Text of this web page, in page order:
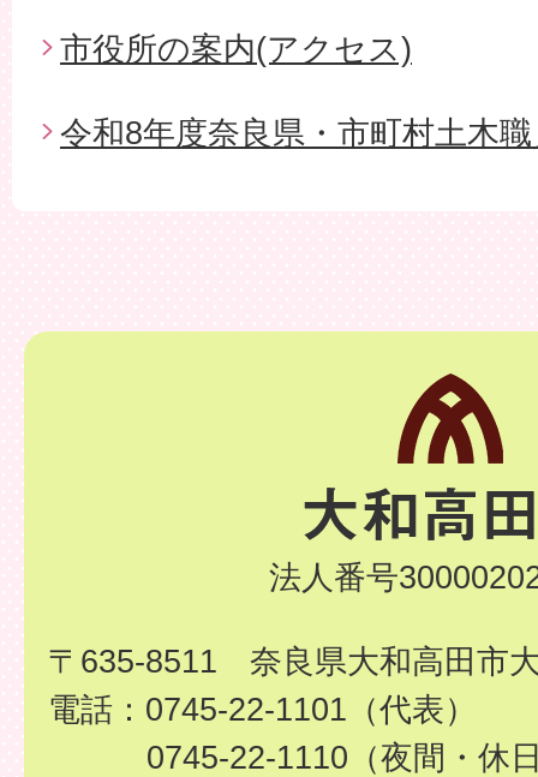
市役所の案内(アクセス)
令和8年度奈良県・市町村土木
法人番号
〒635-8511 奈良県大和高田市
電話：0745-22-1101（代表）
0745-22-1110（夜間・休